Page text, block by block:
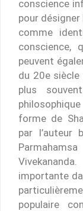
conscience
pour désigner
comme
conscience,
peuvent
du 20e
plus
forme de
par l’auteur
importante
populaire